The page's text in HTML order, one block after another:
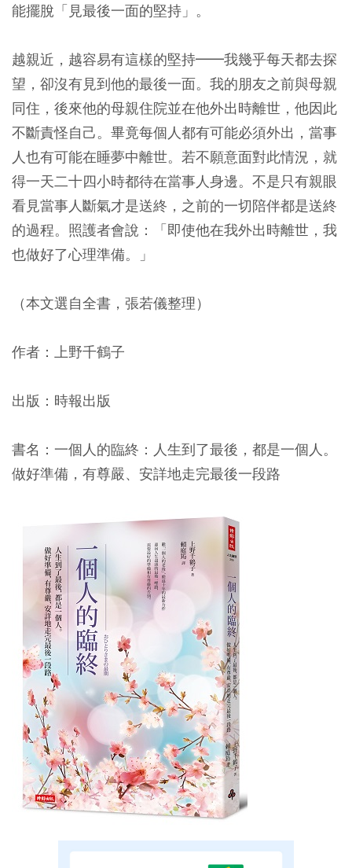
能擺脫「見最後一面的堅持」。
越親近，越容易有這樣的堅持━━我幾乎每天都去探
望，卻沒有見到他的最後一面。我的朋友之前與母親
同住，後來他的母親住院並在他外出時離世，他因此
不斷責怪自己。畢竟每個人都有可能必須外出，當事
人也有可能在睡夢中離世。若不願意面對此情況，就
得一天二十四小時都待在當事人身邊。不是只有親眼
看見當事人斷氣才是送終，之前的一切陪伴都是送終
的過程。照護者會說：「即使他在我外出時離世，我
也做好了心理準備。」
（本文選自全書，張若儀整理）
作者：上野千鶴子
出版：時報出版
書名：一個人的臨終：人生到了最後，都是一個人。
做好準備，有尊嚴、安詳地走完最後一段路